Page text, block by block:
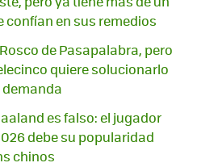
confían en sus remedios
de Pasapalabra, pero
quiere solucionarlo
es falso: el jugador
debe su popularidad
chinos